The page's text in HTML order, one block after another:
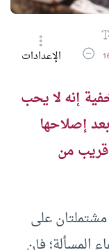
الخط
تقليل حجم الخط
الإعدادات
إنه لا يحب
إصلاحها
قريب من
مشتملتان على